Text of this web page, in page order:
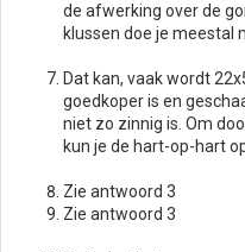
de afwerking over de
klussen doe je meestal
Dat kan, vaak wordt
goedkoper is en
niet zo zinnig is. Om
kun je de hart-op-hart
Zie antwoord 3
Zie antwoord 3